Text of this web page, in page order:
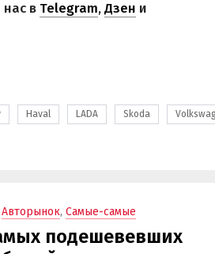
в Telegram,Дзен и
Haval LADA Skoda
Авторынок, Самые-самые
подешевевших